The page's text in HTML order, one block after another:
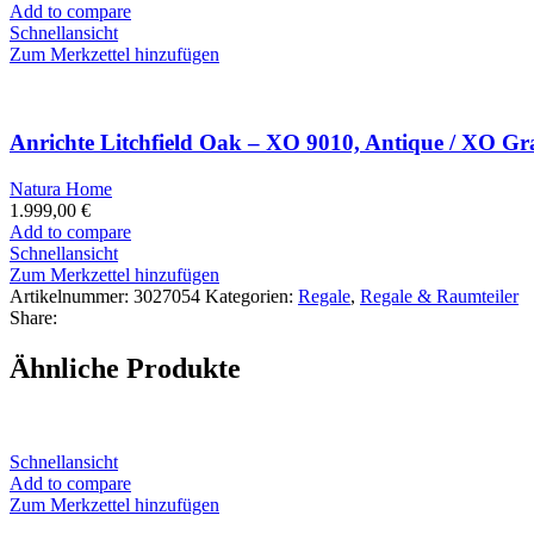
Add to compare
Schnellansicht
Zum Merkzettel hinzufügen
Anrichte Litchfield Oak – XO 9010, Antique / XO
Natura Home
1.999,00 €
Add to compare
Schnellansicht
Zum Merkzettel hinzufügen
Artikelnummer: 3027054 Kategorien: Regale, Regale & Raumteiler
Share:
Ähnliche Produkte
Schnellansicht
Add to compare
Zum Merkzettel hinzufügen